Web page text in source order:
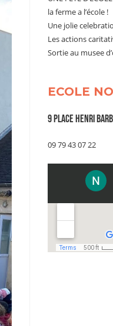
la ferme a l’école !
Une jolie
Les actions
Sortie au musee
ECOLE
9 Place Henri
09 79 43 07 22